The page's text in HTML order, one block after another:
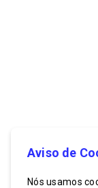
Aviso de
Nós usamos